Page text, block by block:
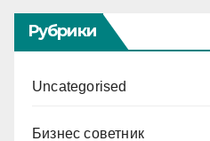
Рубрики
Uncategorised
Бизнес советник